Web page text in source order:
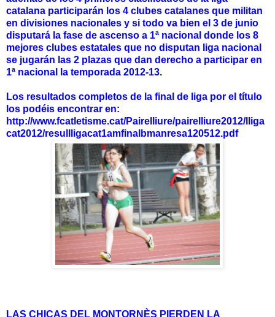
catalana participarán los 4 clubes catalanes que militan
en divisiones nacionales y si todo va bien el 3 de junio
disputará la fase de ascenso a 1ª nacional donde los 8
mejores clubes estatales que no disputan liga nacional
se jugarán las 2 plazas que dan derecho a participar en
1ª nacional la temporada 2012-13.
Los resultados completos de la final de liga por el título
los podéis encontrar en:
http://www.fcatletisme.cat/Pairelliure/pairelliure2012/lliga
cat2012/resullligacat1amfinalbmanresa120512.pdf
LAS CHICAS DEL MONTORNÈS PIERDEN LA